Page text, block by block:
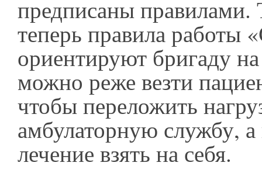
предписаны правилами.
теперь правила работы
ориентируют бригаду
можно реже везти
чтобы переложить
амбулаторную службу,
лечение взять на себя.